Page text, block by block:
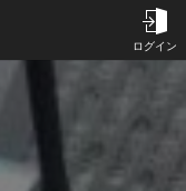
ログイン